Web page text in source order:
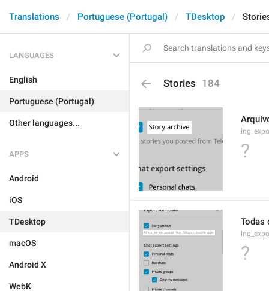
Translations Portuguese (Portugal) TDesktop
LANGUAGES
English
Portuguese (Portugal)
Other languages...
APPS
Android
iOS
TDesktop
macOS
Android X
WebK
Stories 184
?
Todas
?